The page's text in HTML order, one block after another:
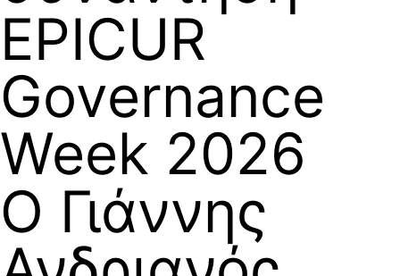
EPICUR
Governance
Week 2026
Ο Γιάννης